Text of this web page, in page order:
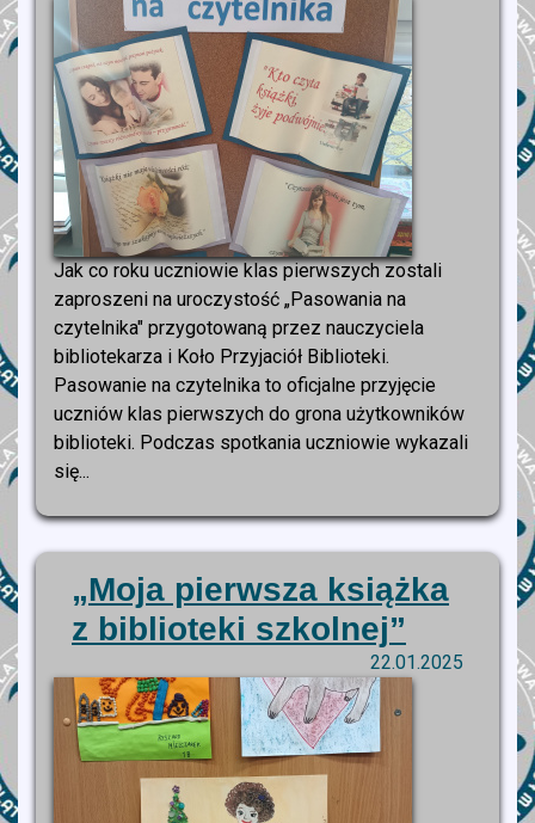
Jak co roku uczniowie klas pierwszych zostali
zaproszeni na uroczystość „Pasowania na
czytelnika" przygotowaną przez nauczyciela
bibliotekarza i Koło Przyjaciół Biblioteki.
Pasowanie na czytelnika to oficjalne przyjęcie
uczniów klas pierwszych do grona użytkowników
biblioteki. Podczas spotkania uczniowie wykazali
się...
„Moja pierwsza książka
z biblioteki szkolnej”
22.01.2025